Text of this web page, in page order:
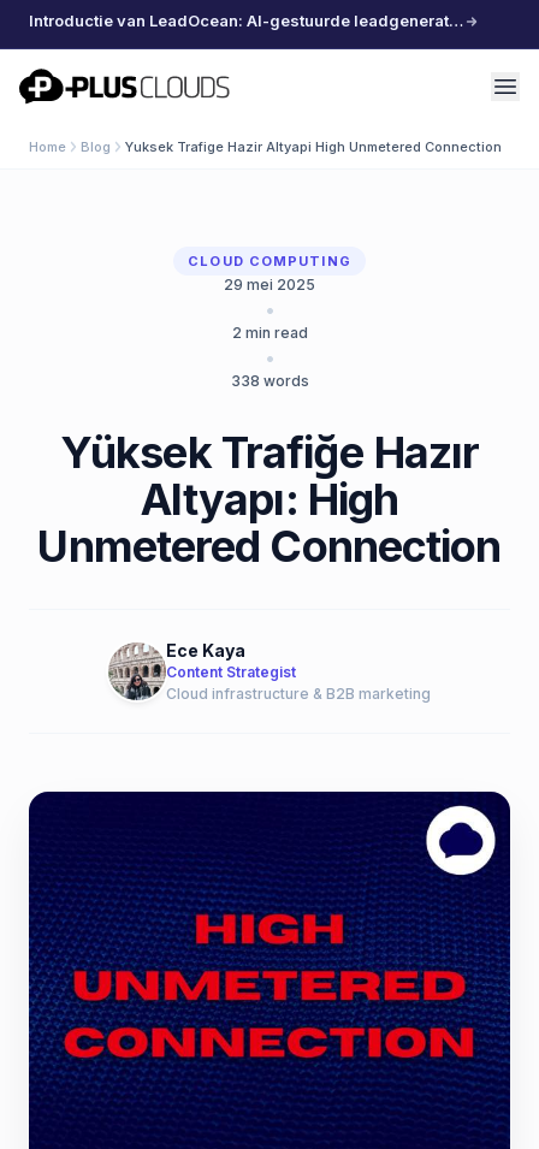
Introductie van LeadOcean: AI-gestuurde leadgeneratie, samengestelde data, moeiteloos schalen
PlusClouds
Home Blog Yuksek Trafige Hazir Altyapi High Unmetered Connection
CLOUD COMPUTING
29 mei 2025
•
2 min read
•
338 words
Yüksek Trafiğe Hazır
Altyapı: High
Unmetered Connection
Ece Kaya
Content Strategist
Cloud infrastructure & B2B marketing